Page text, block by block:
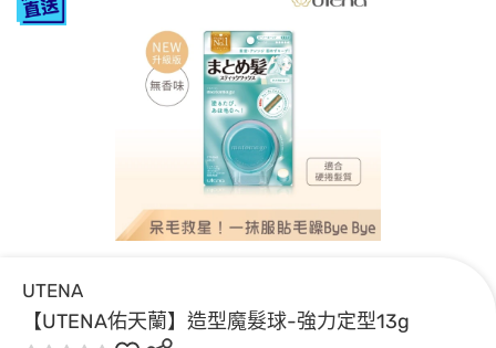
UTENA
【UTENA佑天蘭】造型魔髮球-強力定型13g